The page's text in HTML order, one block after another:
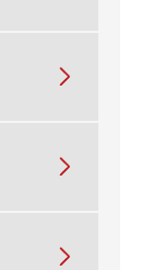


